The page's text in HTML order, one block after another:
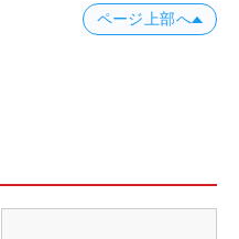
ページ上部へ